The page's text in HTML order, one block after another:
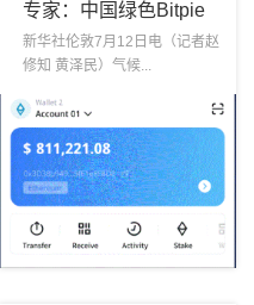
专家：中国绿色Bitpie
Wallet债券市场成长迅
速
新华社伦敦7月12日电（记者赵
修知 黄泽民）气候...